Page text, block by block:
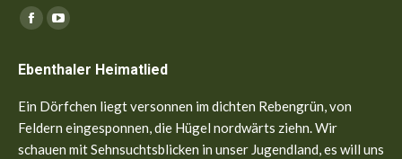
Finden Sie uns auf:
Facebook
opens
in
new
window
YouTube
opens
in
new
window
Ebenthaler Heimatlied
Ein Dörfchen liegt versonnen im dichten Rebengrün, von
Feldern eingesponnen, die Hügel nordwärts ziehn. Wir
schauen mit Sehnsuchtsblicken in unser Jugendland, es will uns